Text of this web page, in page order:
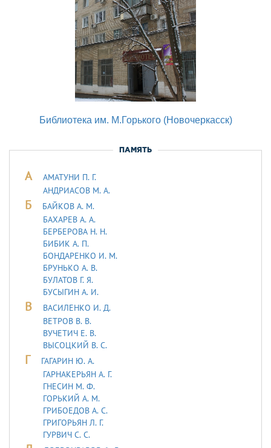
Библиотека им. М.Горького (Новочеркасск)
ПАМЯТЬ
А
АМАТУНИ П. Г.
АНДРИАСОВ М. А.
Б
БАЙКОВ А. М.
БАХАРЕВ А. А.
БЕРБЕРОВА Н. Н.
БИБИК А. П.
БОНДАРЕНКО И. М.
БРУНЬКО А. В.
БУЛАТОВ Г. Я.
БУСЫГИН А. И.
В
ВАСИЛЕНКО И. Д.
ВЕТРОВ В. В.
ВУЧЕТИЧ Е. В.
ВЫСОЦКИЙ В. С.
Г
ГАГАРИН Ю. А.
ГАРНАКЕРЬЯН А. Г.
ГНЕСИН М. Ф.
ГОРЬКИЙ А. М.
ГРИБОЕДОВ А. С.
ГРИГОРЬЯН Л. Г.
ГУРВИЧ С. С.